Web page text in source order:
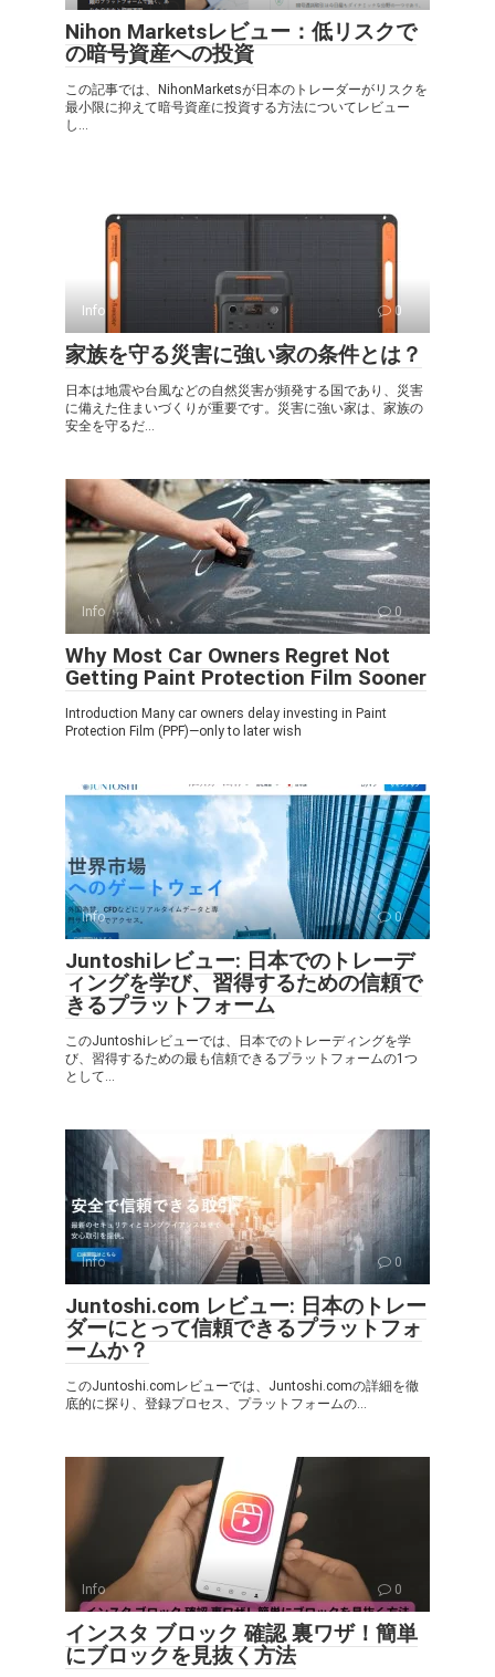
Nihon Marketsレビュー：低リスクで
の暗号資産への投資
この記事では、NihonMarketsが日本のトレーダーがリスクを
最小限に抑えて暗号資産に投資する方法についてレビュー
し...
Info 0
家族を守る災害に強い家の条件とは？
日本は地震や台風などの自然災害が頻発する国であり、災害
に備えた住まいづくりが重要です。災害に強い家は、家族の
安全を守るだ...
Info 0
Why Most Car Owners Regret Not
Getting Paint Protection Film Sooner
Introduction Many car owners delay investing in Paint
Protection Film (PPF)—only to later wish
Info 0
Juntoshiレビュー: 日本でのトレーデ
ィングを学び、習得するための信頼で
きるプラットフォーム
このJuntoshiレビューでは、日本でのトレーディングを学
び、習得するための最も信頼できるプラットフォームの1つ
として...
Info 0
Juntoshi.com レビュー: 日本のトレー
ダーにとって信頼できるプラットフォ
ームか？
このJuntoshi.comレビューでは、Juntoshi.comの詳細を徹
底的に探り、登録プロセス、プラットフォームの...
Info 0
インスタ ブロック 確認 裏ワザ！簡単
にブロックを見抜く方法